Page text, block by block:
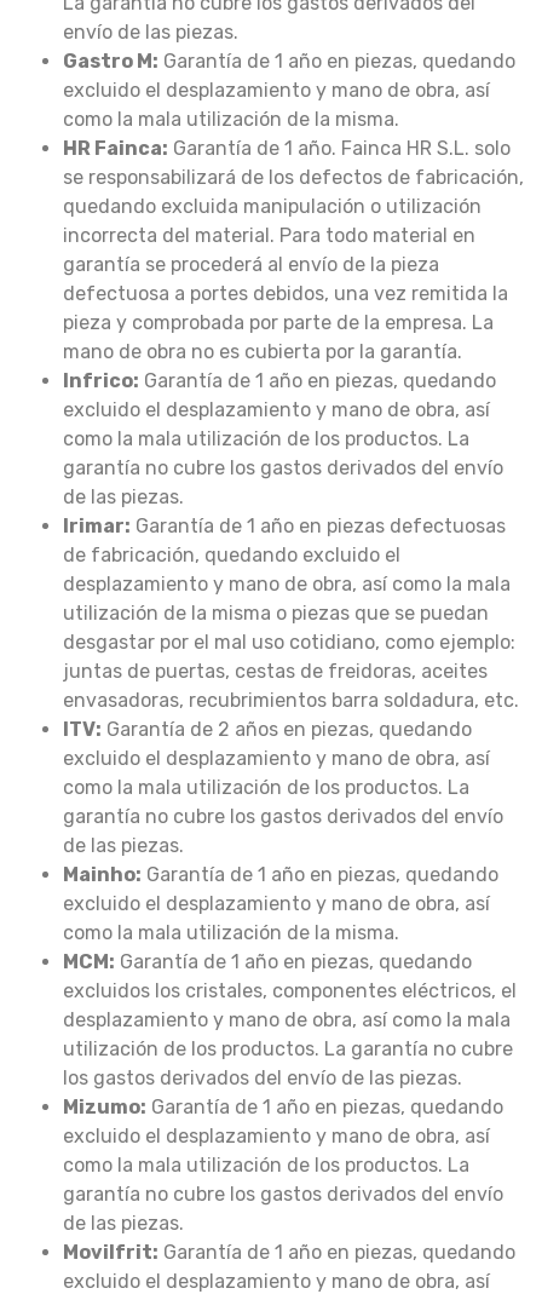
envío de las piezas.
Gastro M: Garantía de 1 año en piezas, quedando
excluido el desplazamiento y mano de obra, así
como la mala utilización de la misma.
HR Fainca: Garantía de 1 año. Fainca HR S.L. solo
se responsabilizará de los defectos de fabricación,
quedando excluida manipulación o utilización
incorrecta del material. Para todo material en
garantía se procederá al envío de la pieza
defectuosa a portes debidos, una vez remitida la
pieza y comprobada por parte de la empresa. La
mano de obra no es cubierta por la garantía.
Infrico: Garantía de 1 año en piezas, quedando
excluido el desplazamiento y mano de obra, así
como la mala utilización de los productos. La
garantía no cubre los gastos derivados del envío
de las piezas.
Irimar: Garantía de 1 año en piezas defectuosas
de fabricación, quedando excluido el
desplazamiento y mano de obra, así como la mala
utilización de la misma o piezas que se puedan
desgastar por el mal uso cotidiano, como ejemplo:
juntas de puertas, cestas de freidoras, aceites
envasadoras, recubrimientos barra soldadura, etc.
ITV: Garantía de 2 años en piezas, quedando
excluido el desplazamiento y mano de obra, así
como la mala utilización de los productos. La
garantía no cubre los gastos derivados del envío
de las piezas.
Mainho: Garantía de 1 año en piezas, quedando
excluido el desplazamiento y mano de obra, así
como la mala utilización de la misma.
MCM: Garantía de 1 año en piezas, quedando
excluidos los cristales, componentes eléctricos, el
desplazamiento y mano de obra, así como la mala
utilización de los productos. La garantía no cubre
los gastos derivados del envío de las piezas.
Mizumo: Garantía de 1 año en piezas, quedando
excluido el desplazamiento y mano de obra, así
como la mala utilización de los productos. La
garantía no cubre los gastos derivados del envío
de las piezas.
Movilfrit: Garantía de 1 año en piezas, quedando
excluido el desplazamiento y mano de obra, así